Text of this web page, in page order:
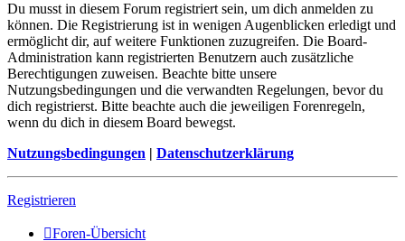
Du musst in diesem Forum registriert sein, um dich anmelden zu
können. Die Registrierung ist in wenigen Augenblicken erledigt und
ermöglicht dir, auf weitere Funktionen zuzugreifen. Die Board-
Administration kann registrierten Benutzern auch zusätzliche
Berechtigungen zuweisen. Beachte bitte unsere
Nutzungsbedingungen und die verwandten Regelungen, bevor du
dich registrierst. Bitte beachte auch die jeweiligen Forenregeln,
wenn du dich in diesem Board bewegst.
Nutzungsbedingungen | Datenschutzerklärung
Registrieren
Foren-Übersicht